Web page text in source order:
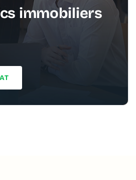
immobiliers